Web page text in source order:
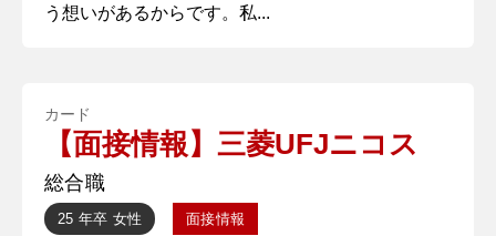
う想いがあるからです。私...
カード
【面接情報】三菱UFJニコス
総合職
25 年卒 女性 面接情報